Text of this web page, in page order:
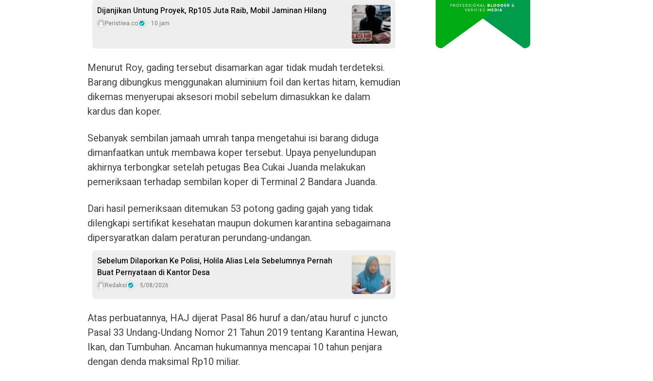
Dijanjikan Untung Proyek, Rp105 Juta Raib, Mobil Jaminan Hilang
Peristiwa.co 10 jam
Menurut Roy, gading tersebut disamarkan agar tidak mudah terdeteksi.
Barang dibungkus menggunakan aluminium foil dan kertas hitam, kemudian
dikemas menyerupai aksesori mobil sebelum dimasukkan ke dalam
kardus dan koper.
Sebanyak sembilan jamaah umrah tanpa mengetahui isi barang diduga
dimanfaatkan untuk membawa koper tersebut. Upaya penyelundupan
akhirnya terbongkar setelah petugas Bea Cukai Juanda melakukan
pemeriksaan terhadap sembilan koper di Terminal 2 Bandara Juanda.
Dari hasil pemeriksaan ditemukan 53 potong gading gajah yang tidak
dilengkapi sertifikat kesehatan maupun dokumen karantina sebagaimana
dipersyaratkan dalam peraturan perundang-undangan.
Sebelum Dilaporkan Ke Polisi, Holila Alias Lela Sebelumnya Pernah
Buat Pernyataan di Kantor Desa
Redaksi 5/08/2026
Atas perbuatannya, HAJ dijerat Pasal 86 huruf a dan/atau huruf c juncto
Pasal 33 Undang-Undang Nomor 21 Tahun 2019 tentang Karantina Hewan,
Ikan, dan Tumbuhan. Ancaman hukumannya mencapai 10 tahun penjara
dengan denda maksimal Rp10 miliar.